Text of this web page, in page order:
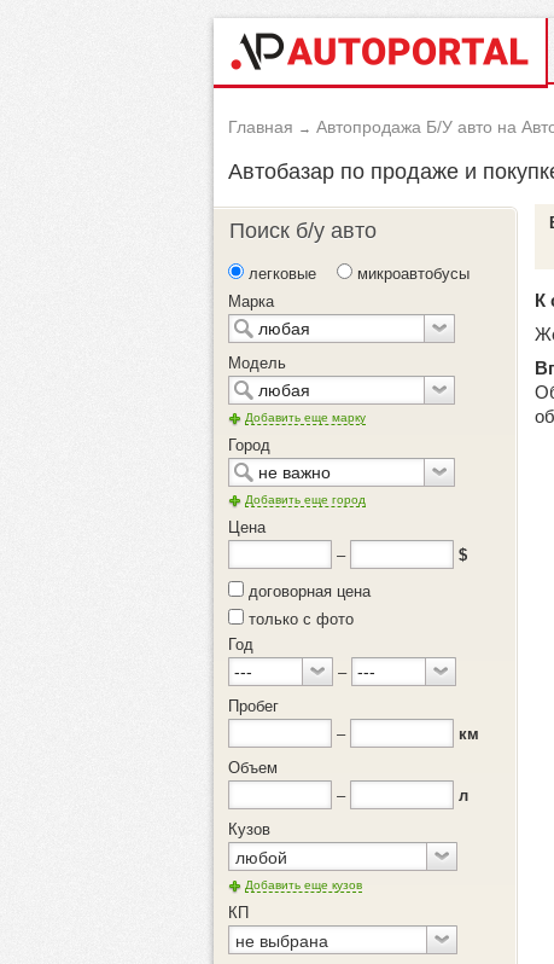
Главная → Автопродажа Б/У авто на
Автобазар по продаже и
Поиск б/у авто
легковые
микроавтобусы
Марка
Модель
Добавить еще марку
Город
Добавить еще город
Цена
–
$
договорная цена
только с фото
Год
–
Пробег
–
км
Объем
–
л
Кузов
любой
Добавить еще кузов
КП
не выбрана
К